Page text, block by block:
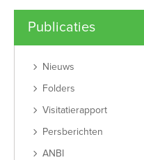
Publicaties
Nieuws
Folders
Visitatierapport
Persberichten
ANBI